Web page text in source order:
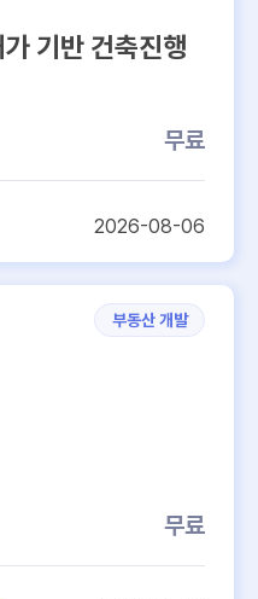
기반 건축진행
무료
2026-08-06
부동산 개발
무료